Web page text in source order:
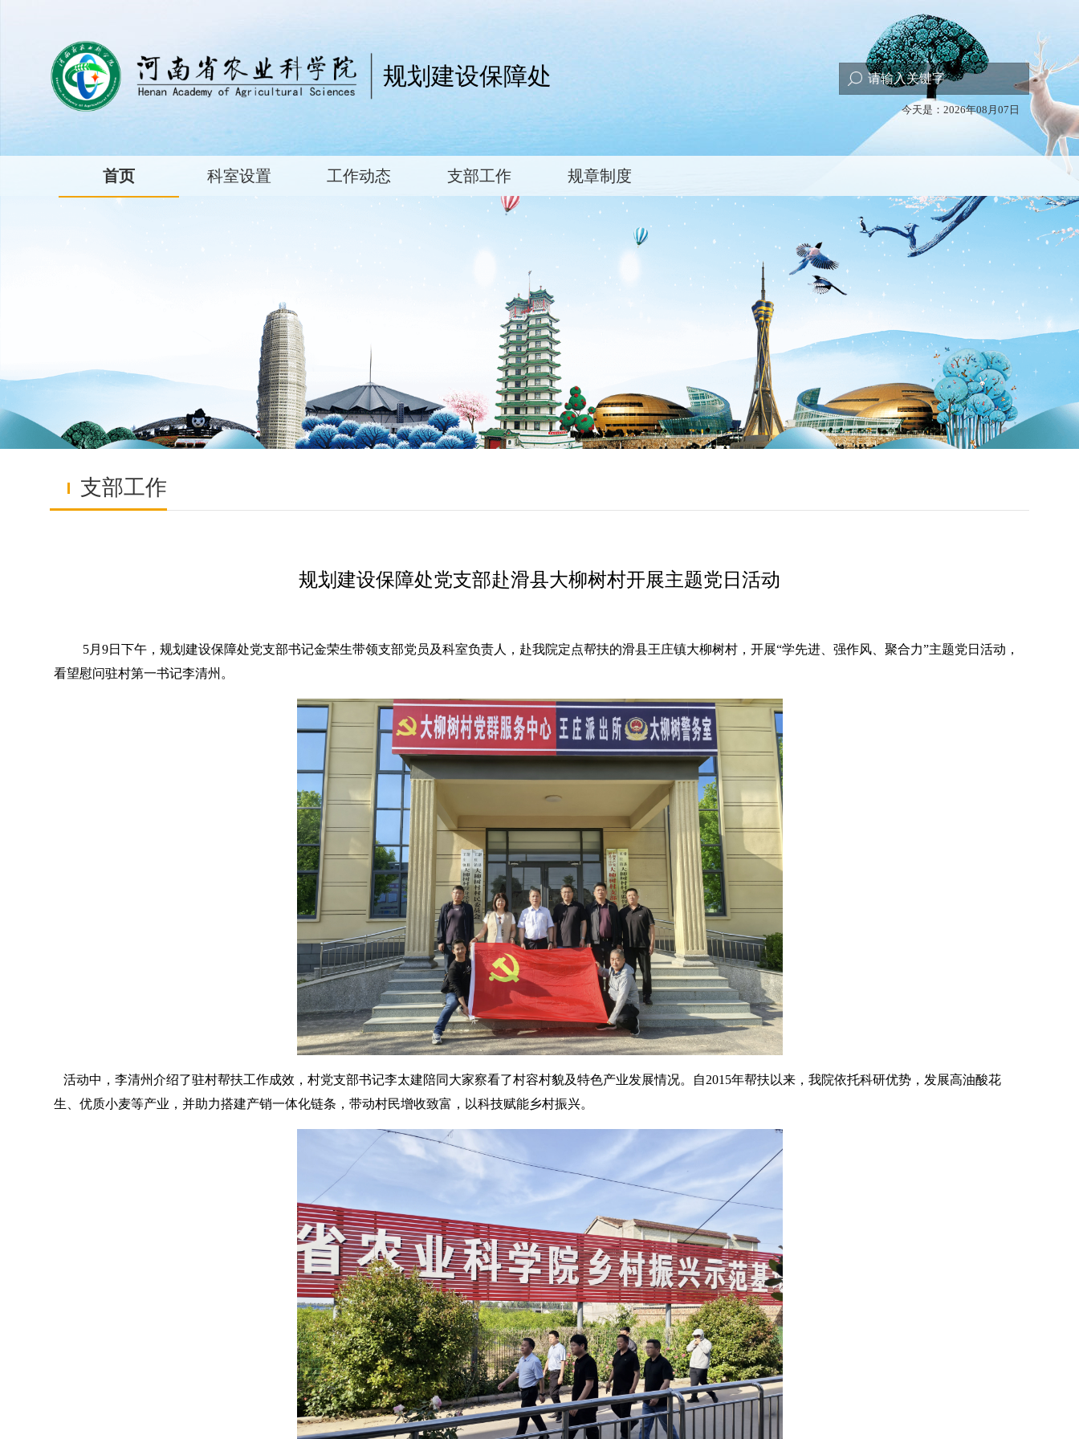
规划建设保障处
今天是：2026年08月07日
首页 科室设置 工作动态 支部工作 规章制度
支部工作
规划建设保障处党支部赴滑县大柳树村开展主题党日活动
5月9日下午，规划建设保障处党支部书记金荣生带领支部党员及科室负责人，赴我院定点帮扶的滑县王庄镇大柳树村，开展“学先进、强作风、聚合力”主题党日活动，
看望慰问驻村第一书记李清州。
活动中，李清州介绍了驻村帮扶工作成效，村党支部书记李太建陪同大家察看了村容村貌及特色产业发展情况。自2015年帮扶以来，我院依托科研优势，发展高油酸花
生、优质小麦等产业，并助力搭建产销一体化链条，带动村民增收致富，以科技赋能乡村振兴。